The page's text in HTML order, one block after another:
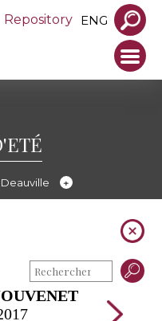
Repository ENG
Deauville